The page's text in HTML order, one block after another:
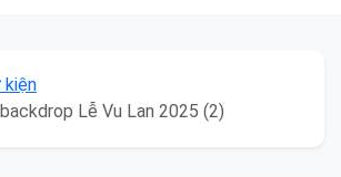
kiện
Lễ Vu Lan 2025 (2)